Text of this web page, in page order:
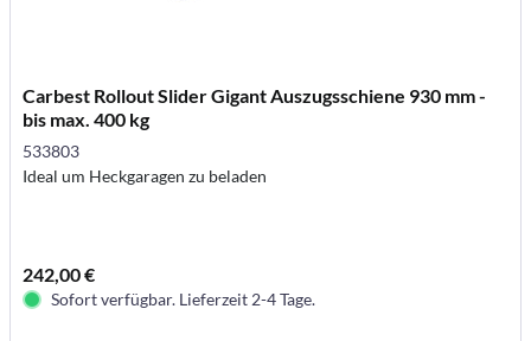
Carbest Rollout Slider Gigant Auszugsschiene 930 mm -
bis max. 400 kg
533803
Ideal um Heckgaragen zu beladen
242,00 €
Sofort verfügbar. Lieferzeit 2-4 Tage.